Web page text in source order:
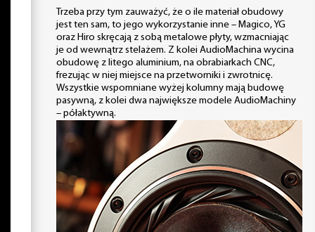
Trzeba przy tym zauważyć, że o ile materiał obudowy
jest ten sam, to jego wykorzystanie inne – Magico, YG
oraz Hiro skręcają z sobą metalowe płyty, wzmacniając
je od wewnątrz stelażem. Z kolei AudioMachina wycina
obudowę z litego aluminium, na obrabiarkach CNC,
frezując w niej miejsce na przetworniki i zwrotnicę.
Wszystkie wspomniane wyżej kolumny mają budowę
pasywną, z kolei dwa największe modele AudioMachiny
– półaktywną.